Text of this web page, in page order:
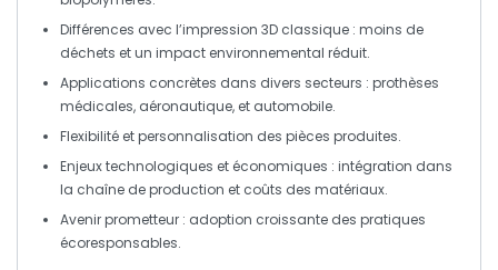
Différences avec l’impression 3D classique : moins de
déchets et un impact environnemental réduit.
Applications concrètes dans divers secteurs : prothèses
médicales, aéronautique, et automobile.
Flexibilité etpersonnalisation des pièces produites.
Enjeux technologiques et économiques : intégration dans
la chaîne de production et coûts des matériaux.
Avenir prometteur : adoption croissante des pratiques
écoresponsables.